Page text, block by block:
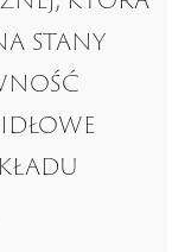
stany